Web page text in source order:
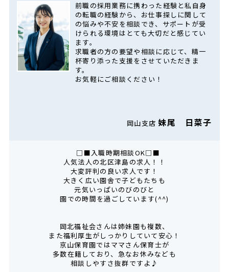
前職の採用業務に携わった経験と私自身
の転職の経験から、お仕事探しに関して
の悩みや不安を相談でき、サポートが受
けられる環境はとても大切だと感じてい
ます。
求職者の方の要望や相談に応じて、精一
杯寄り添った支援をさせていただきま
す。
お気軽にご相談ください！
岡山支店妹尾 日菜子
□■入職時期相談OK□■
人気法人の北区津島の求人！！
大変評判の良い求人です！
大きく広い園舎で子どもたちも
元気いっぱいのびのびと
園での時間を過ごしています(^^)
岡北福祉会さんは姉妹園も複数、
また福利厚生がしっかりしていて安心！
京山保育園ではママさん保育士が
多数在籍しており、急なお休みなども
相談しやすさ抜群ですよ♪